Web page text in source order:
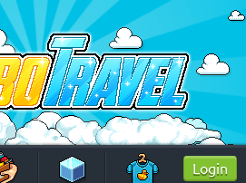
HabboTravelLogin